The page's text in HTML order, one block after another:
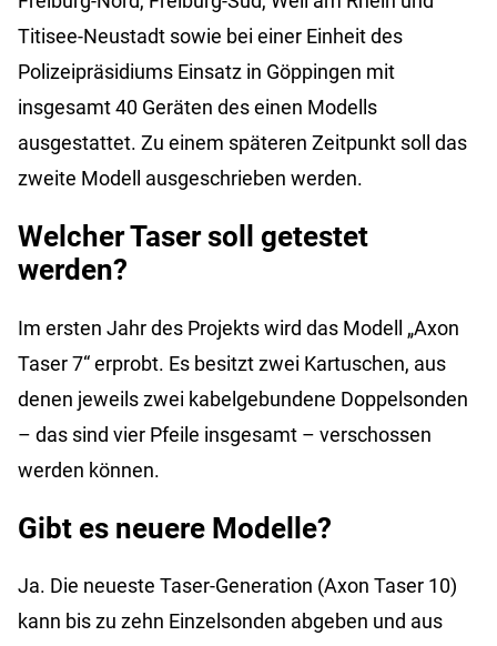
Titisee-Neustadt sowie bei einer Einheit des
Polizeipräsidiums Einsatz in Göppingen mit
insgesamt 40 Geräten des einen Modells
ausgestattet. Zu einem späteren Zeitpunkt soll das
zweite Modell ausgeschrieben werden.
Welcher Taser soll getestet
werden?
Im ersten Jahr des Projekts wird das Modell „Axon
Taser 7“ erprobt. Es besitzt zwei Kartuschen, aus
denen jeweils zwei kabelgebundene Doppelsonden
– das sind vier Pfeile insgesamt – verschossen
werden können.
Gibt es neuere Modelle?
Ja. Die neueste Taser-Generation (Axon Taser 10)
kann bis zu zehn Einzelsonden abgeben und aus